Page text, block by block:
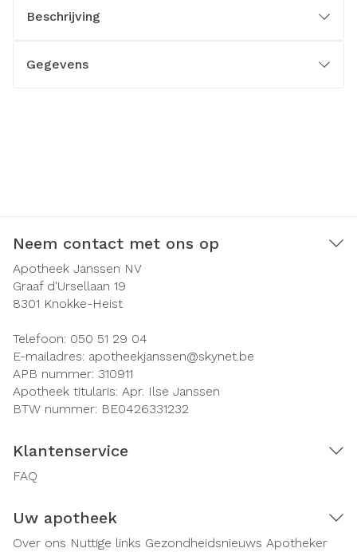
Beschrijving
Gegevens
Neem contact met ons op
Apotheek Janssen NV
Graaf d'Ursellaan 19
8301 Knokke-Heist
Telefoon: 050 51 29 04
E-mailadres: apotheekjanssen@skynet.be
APB nummer: 310911
Apotheek titularis: Apr. Ilse Janssen
BTW nummer: BE0426331232
Klantenservice
FAQ
Uw apotheek
Over ons Nuttige links Gezondheidsnieuws Apotheker